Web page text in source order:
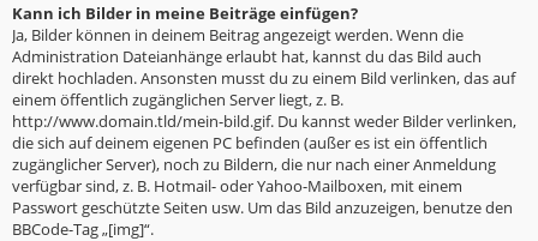
Kann ich Bilder in meine Beiträge einfügen?
Ja, Bilder können in deinem Beitrag angezeigt werden. Wenn die
Administration Dateianhänge erlaubt hat, kannst du das Bild auch
direkt hochladen. Ansonsten musst du zu einem Bild verlinken, das auf
einem öffentlich zugänglichen Server liegt, z. B.
http://www.domain.tld/mein-bild.gif. Du kannst weder Bilder verlinken,
die sich auf deinem eigenen PC befinden (außer es ist ein öffentlich
zugänglicher Server), noch zu Bildern, die nur nach einer Anmeldung
verfügbar sind, z. B. Hotmail- oder Yahoo-Mailboxen, mit einem
Passwort geschützte Seiten usw. Um das Bild anzuzeigen, benutze den
BBCode-Tag „[img]“.